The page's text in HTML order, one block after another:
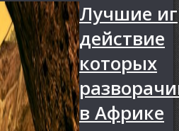
Лучшие
действие
которых
в Африке